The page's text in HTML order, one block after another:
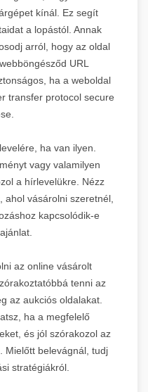
kínál. Ez segít
a lopástól. Annak
arról, hogy az oldal
URL
ha a weboldal
transfer protocol secure
ha van ilyen.
vagy valamilyen
a hírlevelükre. Nézz
vásárolni szeretnél,
kapcsolódik-e
az online vásárolt
tenni az
az aukciós oldalakat.
ha a megfelelő
és jól szórakozol az
Mielőtt belevágnál, tudj
stratégiákról.